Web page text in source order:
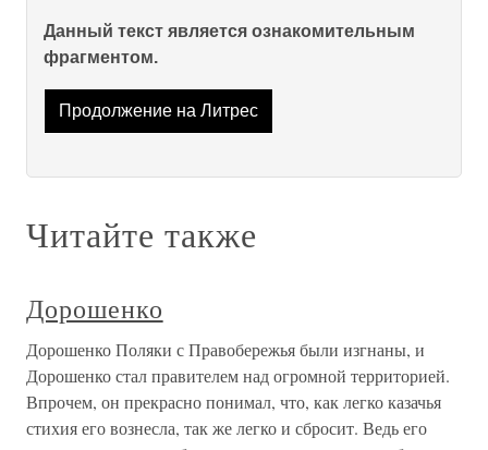
Данный текст является ознакомительным
фрагментом.
Продолжение на Литрес
Читайте также
Дорошенко
Дорошенко Поляки с Правобережья были изгнаны, и
Дорошенко стал правителем над огромной территорией.
Впрочем, он прекрасно понимал, что, как легко казачья
стихия его вознесла, так же легко и сбросит. Ведь его